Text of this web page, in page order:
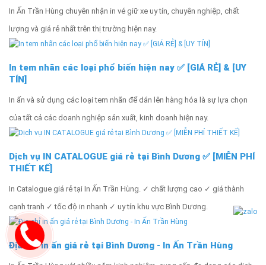
In Ấn Trần Hùng chuyên nhận in vé giữ xe uy tín, chuyên nghiệp, chất
lượng và giá rẻ nhất trên thị trường hiện nay.
In tem nhãn các loại phổ biến hiện nay ✅ [GIÁ RẺ] & [UY
TÍN]
In ấn và sử dụng các loại tem nhãn để dán lên hàng hóa là sự lựa chọn
của tất cả các doanh nghiệp sản xuất, kinh doanh hiện nay.
Dịch vụ IN CATALOGUE giá rẻ tại Bình Dương ✅ [MIỄN PHÍ
THIẾT KẾ]
In Catalogue giá rẻ tại In Ấn Trần Hùng. ✓ chất lượng cao ✓ giá thành
cạnh tranh ✓ tốc độ in nhanh ✓ uy tín khu vực Bình Dương.
Địa chỉ in ấn giá rẻ tại Bình Dương - In Ấn Trần Hùng